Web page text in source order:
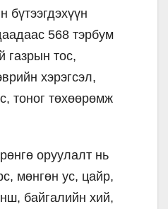
бүтээгдэхүүн
568 тэрбум
газрын тос,
хэрэгсэл,
тоног төхөөрөмж
оруулалт нь
мөнгөн ус, цайр,
байгалийн хий,